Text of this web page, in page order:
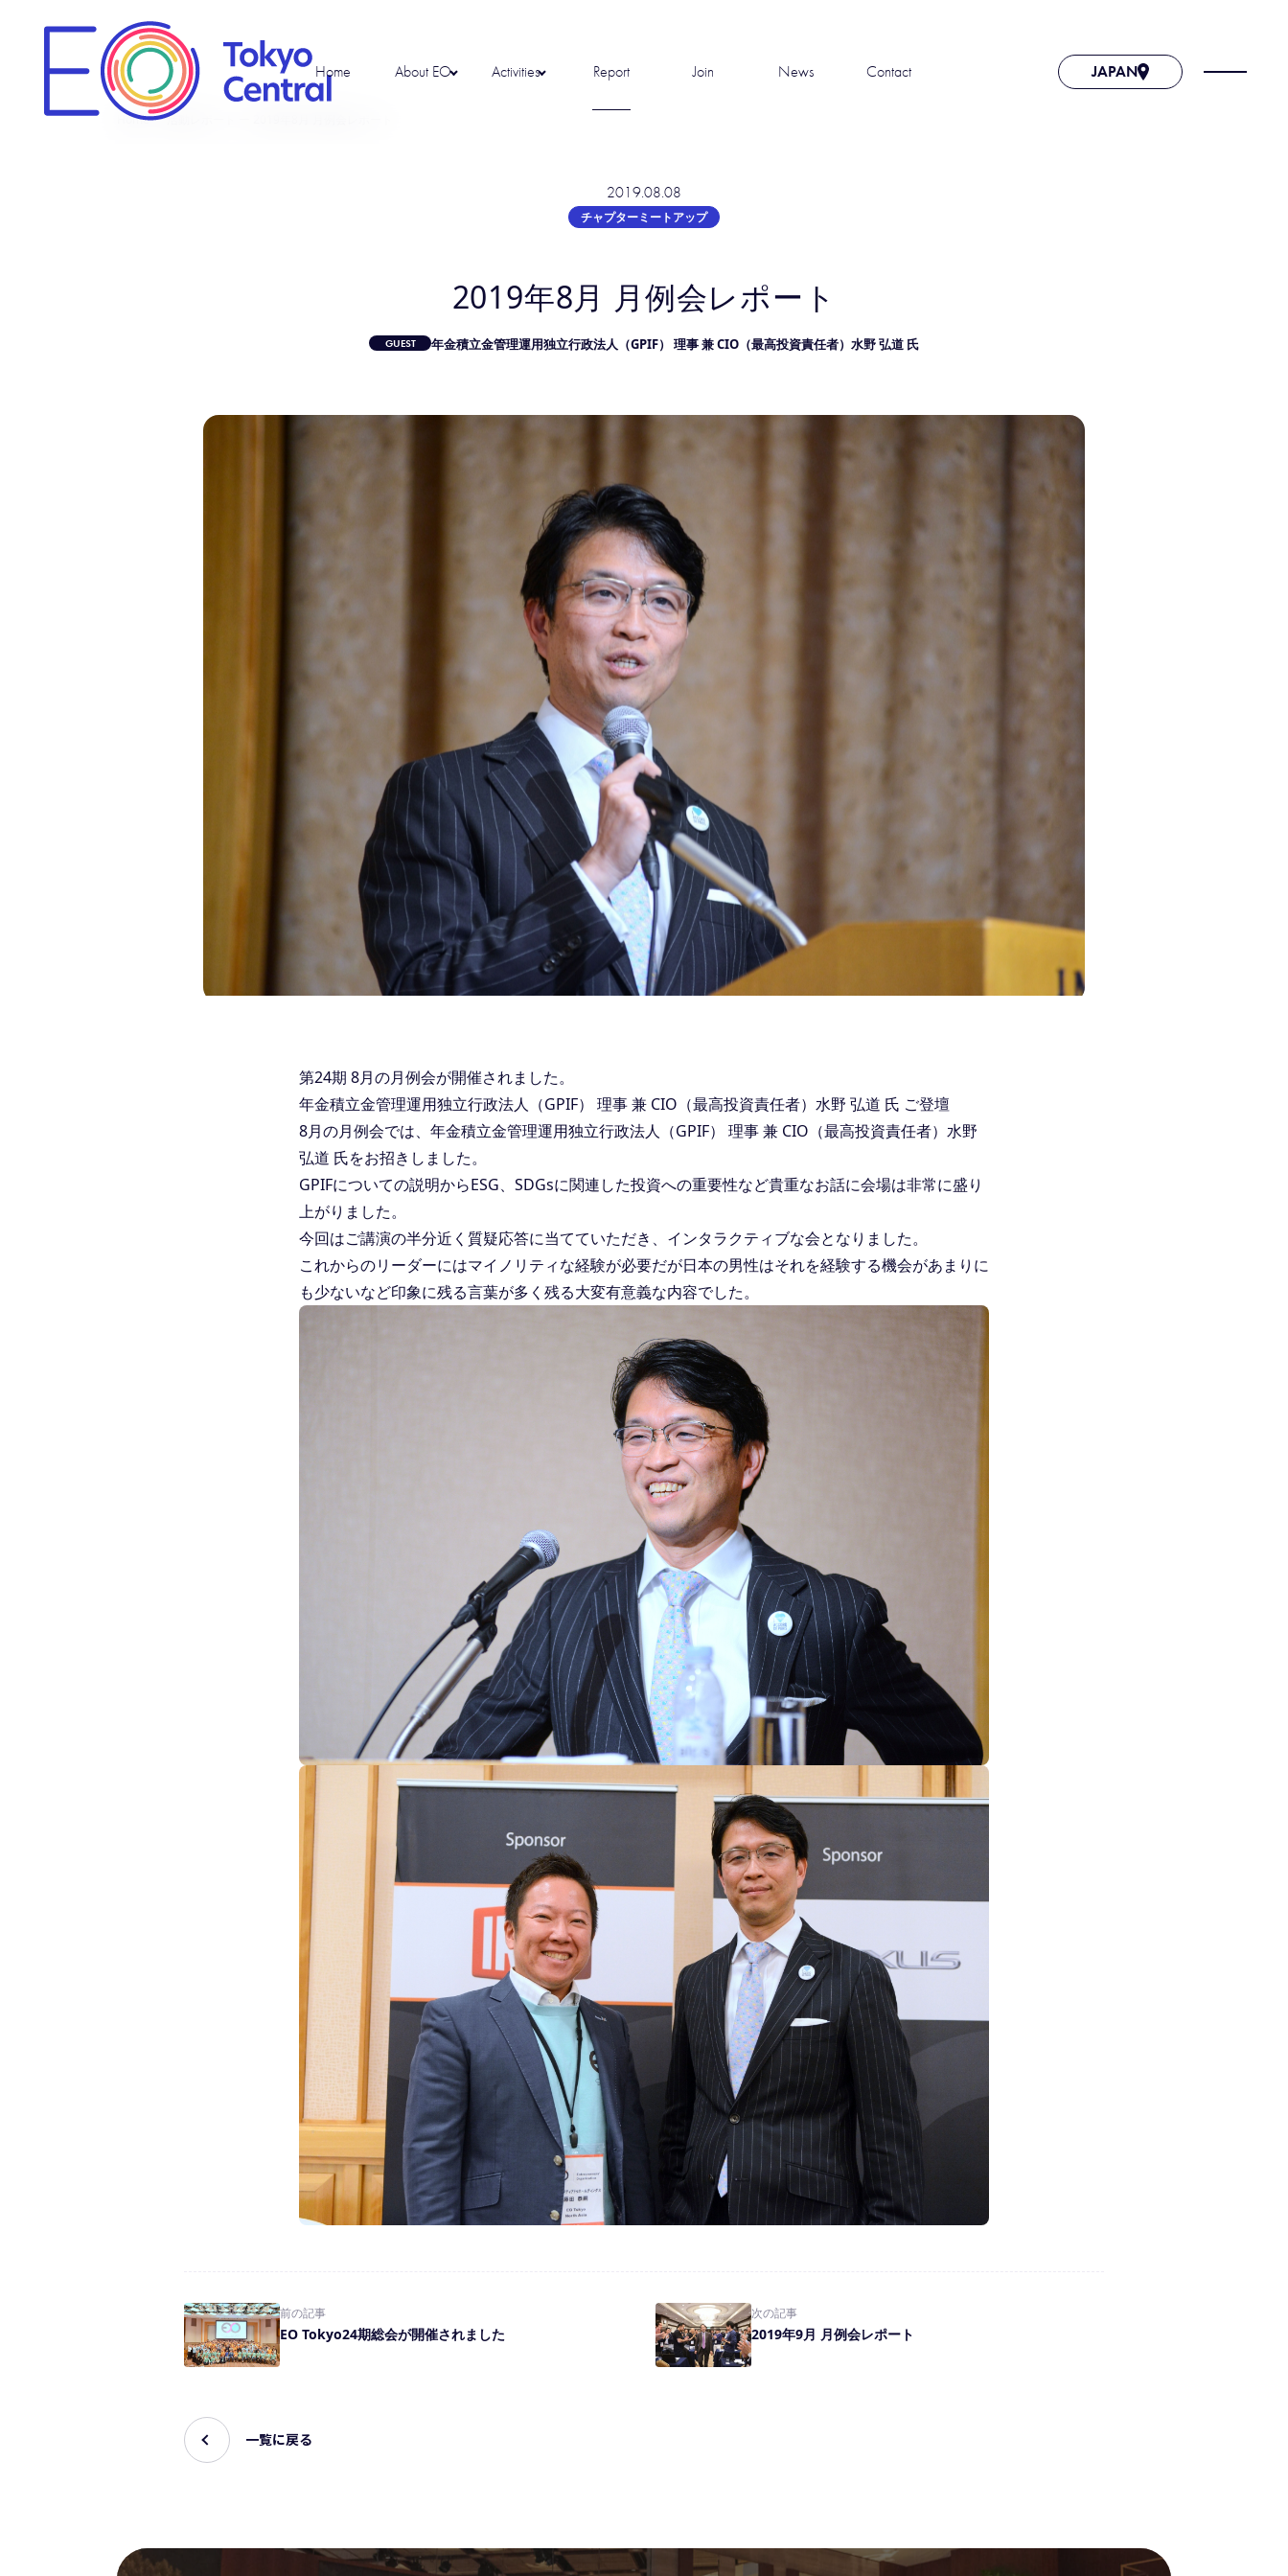
Home About EO Activities Report Join News Contact JAPAN
Homeー活動レポート
2019.08.08
チャプターミートアップ
2019年8月 月例会レポート
年金積立金管理運用独立行政法人（GPIF） 理事 兼 CIO（最高投資責任者）水野 弘道 氏
第24期 8月の月例会が開催されました。
年金積立金管理運用独立行政法人（GPIF） 理事 兼 CIO（最高投資責任者）水野 弘道 氏 ご登壇
8月の月例会では、年金積立金管理運用独立行政法人（GPIF） 理事 兼 CIO（最高投資責任者）水野
弘道 氏をお招きしました。
GPIFについての説明からESG、SDGsに関連した投資への重要性など貴重なお話に会場は非常に盛り
上がりました。
今回はご講演の半分近く質疑応答に当てていただき、インタラクティブな会となりました。
これからのリーダーにはマイノリティな経験が必要だが日本の男性はそれを経験する機会があまりに
も少ないなど印象に残る言葉が多く残る大変有意義な内容でした。
前の記事
EO Tokyo24期総会が開催されました
次の記事
2019年9月 月例会レポート
一覧に戻る